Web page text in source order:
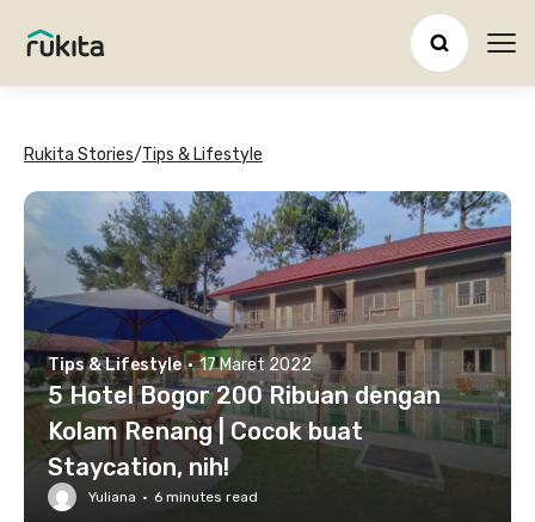
Rukita Stories/Tips & Lifestyle
Tips & Lifestyle · 17 Maret 2022
5 Hotel Bogor 200 Ribuan dengan
Kolam Renang | Cocok buat
Staycation, nih!
Yuliana · 6 minutes read